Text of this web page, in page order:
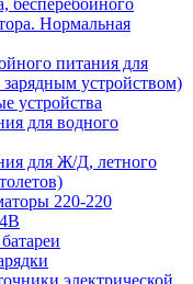
бесперебойного
Нормальная
питания для
устройством)
устройства
для водного
для Ж/Д, летного
220-220
электрической